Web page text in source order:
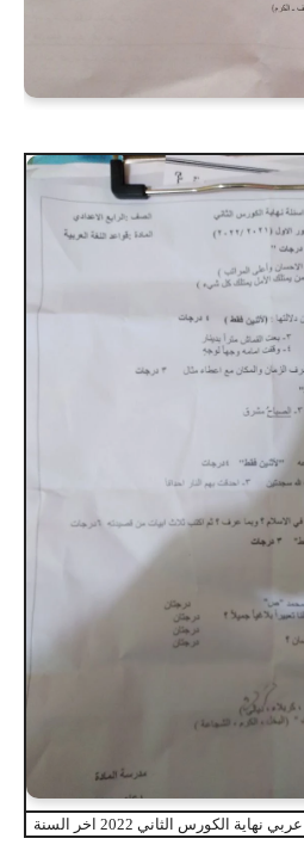
الكورس الثاني 2022 اخر السنة